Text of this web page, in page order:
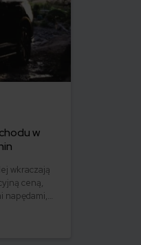
w
wkraczają
ceną,
napędami,
czy polisy